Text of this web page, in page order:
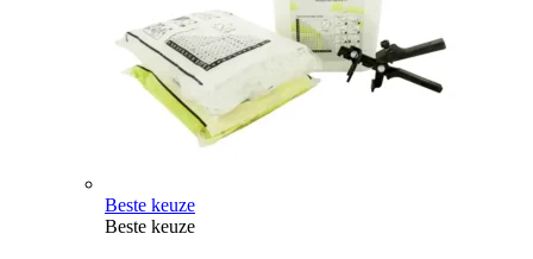
Beste keuze
Beste keuze